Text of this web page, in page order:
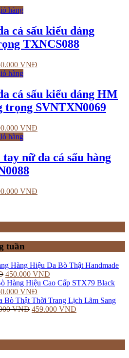
hàng
cá sấu kiểu dáng
TXNCS088
VNĐ
hàng
cá sấu kiểu dáng HM
trọng SVNTXN0069
VNĐ
hàng
nữ da cá sấu hàng
VNĐ
tuần
Hàng Hiệu Da Bò Thật Handmade
450.000 VNĐ
Hàng Hiệu Cao Cấp STX79 Black
VNĐ
Bò Thật Thời Trang Lịch Lãm Sang
VNĐ 459.000 VNĐ